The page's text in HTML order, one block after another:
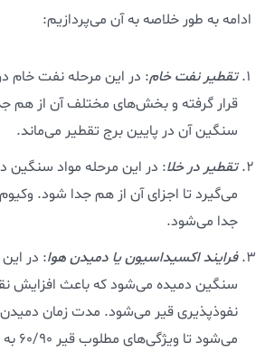
ادامه به طور خلاصه به آن می‌پردازیم:
تقطیر نفت خام: در این مرحله نفت خام
قرار گرفته و بخش‌های مختلف آن از هم
سنگین آن در پایین برج تقطیر می‌ماند.
تقطیر در خلا: در این مرحله مواد سنگین
می‌گیرد تا اجزای آن از هم جدا شود.
جدا می‌شود.
فرایند اکسیداسیون یا دمیدن هوا: در
سنگین دمیده می‌شود که باعث افزایش
نفوذپذیری قیر می‌شود. مدت زمان
می‌شود تا ویژگی‌های مطلوب قیر 60/90 به دست آید.